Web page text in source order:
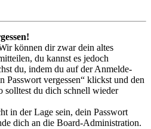
können dir zwar dein altes
du kannst es jedoch
du, indem du auf der Anmelde-
Passwort vergessen“ klickst und den
solltest du dich schnell wieder
in der Lage sein, dein Passwort
dich an die Board-Administration.